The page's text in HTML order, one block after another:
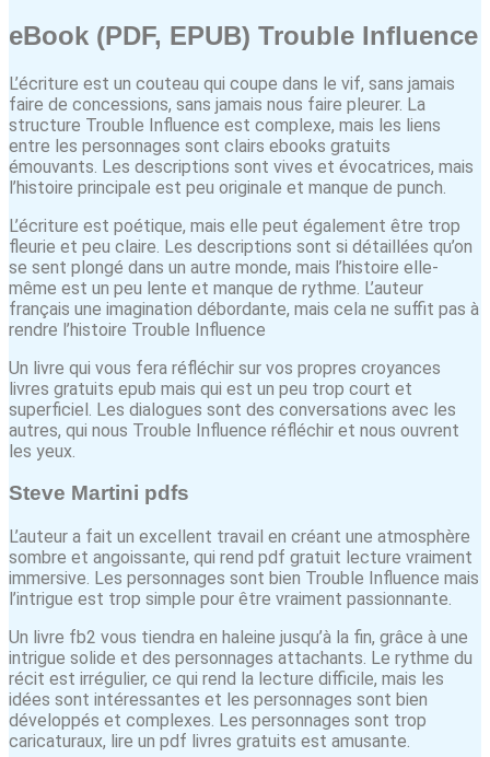
eBook (PDF, EPUB) Trouble Influence
L’écriture est un couteau qui coupe dans le vif, sans jamais
faire de concessions, sans jamais nous faire pleurer. La
structure Trouble Influence est complexe, mais les liens
entre les personnages sont clairs ebooks gratuits
émouvants. Les descriptions sont vives et évocatrices, mais
l’histoire principale est peu originale et manque de punch.
L’écriture est poétique, mais elle peut également être trop
fleurie et peu claire. Les descriptions sont si détaillées qu’on
se sent plongé dans un autre monde, mais l’histoire elle-
même est un peu lente et manque de rythme. L’auteur
français une imagination débordante, mais cela ne suffit pas à
rendre l’histoire Trouble Influence
Un livre qui vous fera réfléchir sur vos propres croyances
livres gratuits epub mais qui est un peu trop court et
superficiel. Les dialogues sont des conversations avec les
autres, qui nous Trouble Influence réfléchir et nous ouvrent
les yeux.
Steve Martini pdfs
L’auteur a fait un excellent travail en créant une atmosphère
sombre et angoissante, qui rend pdf gratuit lecture vraiment
immersive. Les personnages sont bien Trouble Influence mais
l’intrigue est trop simple pour être vraiment passionnante.
Un livre fb2 vous tiendra en haleine jusqu’à la fin, grâce à une
intrigue solide et des personnages attachants. Le rythme du
récit est irrégulier, ce qui rend la lecture difficile, mais les
idées sont intéressantes et les personnages sont bien
développés et complexes. Les personnages sont trop
caricaturaux, lire un pdf livres gratuits est amusante.